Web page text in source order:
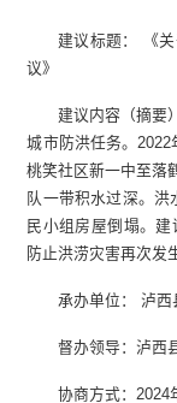
建议标题： 《
议》
建议内容（摘要
城市防洪任务。
桃笑社区新一中至落
队一带积水过深。
民小组房屋倒塌。建
防止洪涝灾害再次发
承办单位： 泸西
督办领导：泸西
协商方式：2024